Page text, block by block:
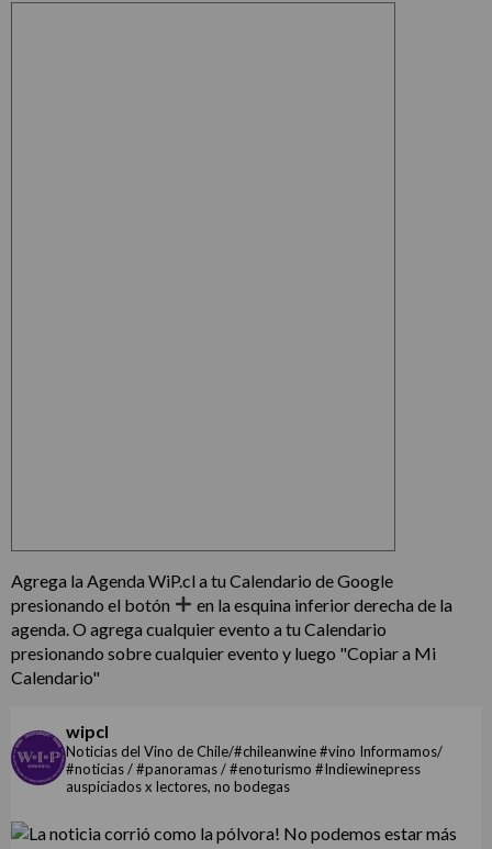
Agrega la Agenda WiP.cl a tu Calendario de Google
presionando el botón
en la esquina inferior derecha de la
agenda. O agrega cualquier evento a tu Calendario
presionando sobre cualquier evento y luego "Copiar a Mi
Calendario"
wipcl
Noticias del Vino de Chile/#chileanwine #vino Informamos/
#noticias / #panoramas / #enoturismo #Indiewinepress
auspiciados x lectores, no bodegas